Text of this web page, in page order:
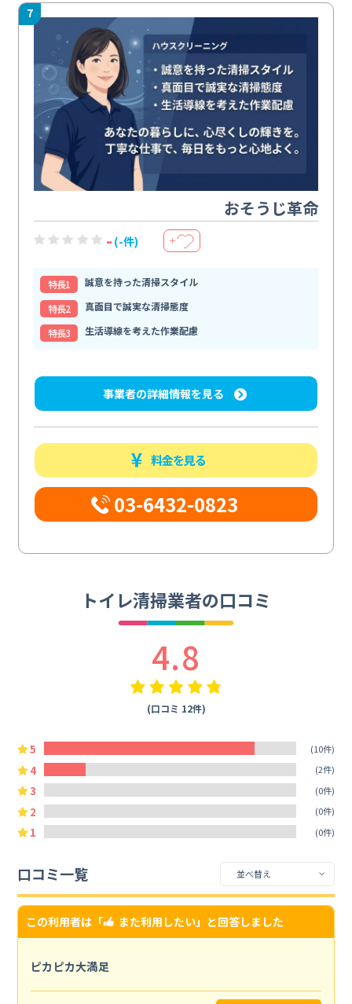
7
おそうじ革命
- (-件) ＋
特⻑1
誠意を持った清掃スタイル
特⻑2
真面目で誠実な清掃態度
特⻑3
生活導線を考えた作業配慮
事業者の詳細情報を見る
料金を見る
03-6432-0823
トイレ清掃業者の口コミ
4.8
(口コミ 12件)
5 (10件)
4 (2件)
3 (0件)
2 (0件)
1 (0件)
口コミ一覧
この利用者は「 また利用したい」と回答しました
ピカピカ大満足